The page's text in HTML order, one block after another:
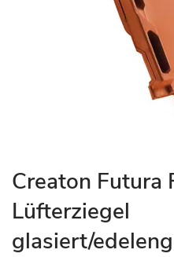
Zum
Anfang
der
springen
Creaton Futura
Lüfterziegel
glasiert/